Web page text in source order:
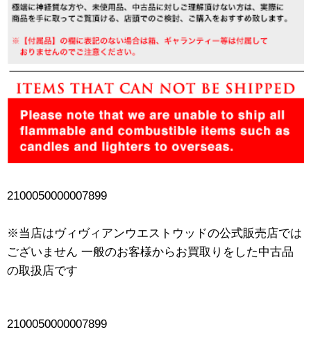
2100050000007899
※当店はヴィヴィアンウエストウッドの公式販売店では
ございません 一般のお客様からお買取りをした中古品
の取扱店です
2100050000007899